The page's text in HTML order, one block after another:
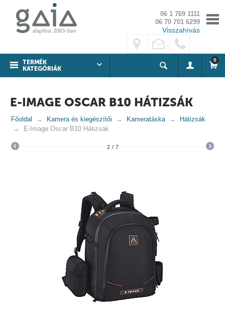
06 1 769 1111
06 70 701 6299
Visszahívás
TERMÉK
KATEGÓRIÁK
0
E-IMAGE OSCAR B10 HÁTIZSÁK
Főoldal Kamera és kiegészítői Kameratáska
Hátizsák
E-Image Oscar B10 Hátizsák
2 / 7